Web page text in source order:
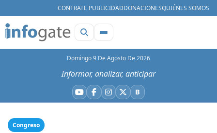
CONTRATE PUBLICIDADDONACIONESQUIÉNES SOMOS
Domingo 9 De Agosto De 2026
Informar, analizar, anticipar
YouTube
Facebook
Instagram
X BBluesky
Congreso